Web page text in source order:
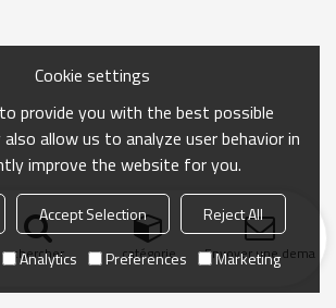
chercher catégorie Envoyer une
Cookie settings
provide you with the best possible
also allow us to analyze user behavior in
improve the website for you.
Accept Selection
Reject All
Analytics Preferences Marketing